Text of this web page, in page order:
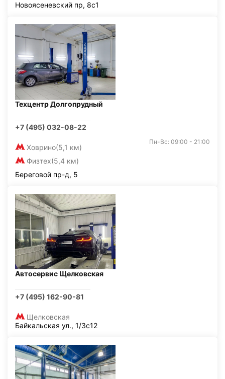
Новоясеневский пр, 8с1
Техцентр Долгопрудный
+7 (495) 032-08-22
Ховрино(5,1 км)
Физтех(5,4 км)
Пн-Вс: 09:00 - 21:00
Береговой пр-д, 5
Автосервис Щелковская
+7 (495) 162-90-81
Щелковская
Байкальская ул., 1/3с12